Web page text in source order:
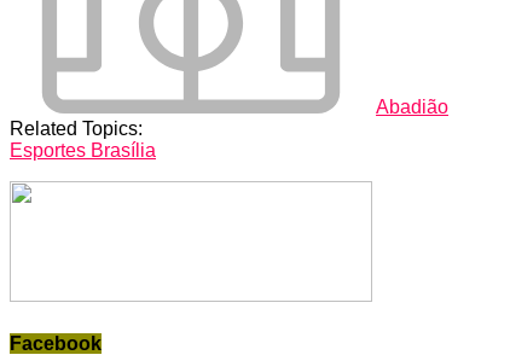
Abadião
Related Topics:
Esportes Brasília
Facebook